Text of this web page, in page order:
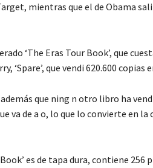
mientras que el de Obama
‘The Eras Tour Book’, que
‘Spare’, que vendi 620.600 copias
que ning n otro libro ha
va de a o, lo que lo convierte en
es de tapa dura, contiene